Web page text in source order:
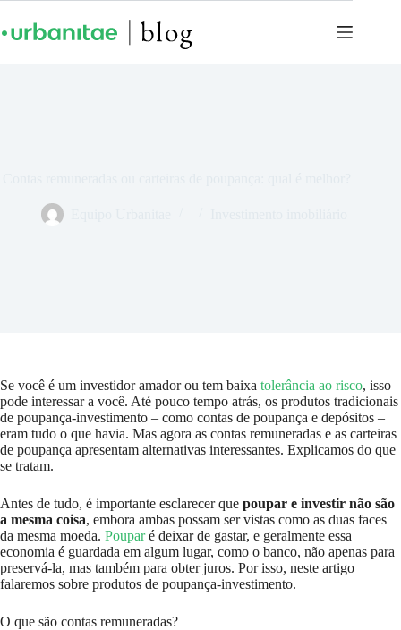
Se você é um investidor amador ou tem baixa tolerância ao risco, isso
pode interessar a você. Até pouco tempo atrás, os produtos tradicionais
de poupança-investimento – como contas de poupança e depósitos –
eram tudo o que havia. Mas agora as contas remuneradas e as carteiras
de poupança apresentam alternativas interessantes. Explicamos do que
se tratam.
Antes de tudo, é importante esclarecer que poupar e investir não são
a mesma coisa, embora ambas possam ser vistas como as duas faces
da mesma moeda. Pouparé deixar de gastar, e geralmente essa
economia é guardada em algum lugar, como o banco, não apenas para
preservá-la, mas também para obter juros. Por isso, neste artigo
falaremos sobre produtos de poupança-investimento.
O que são contas remuneradas?